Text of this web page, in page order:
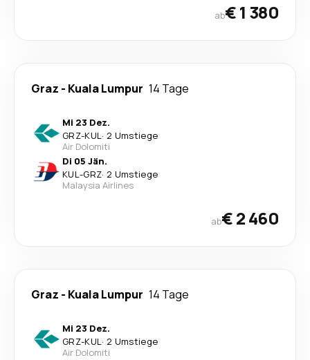
ab€ 1 380
Graz - Kuala Lumpur 14 Tage
Mi 23 Dez.
GRZ-KUL· 2 Umstiege
Air Dolomiti
Di 05 Jän.
KUL-GRZ· 2 Umstiege
Malaysia Airlines
ab€ 2 460
Graz - Kuala Lumpur 14 Tage
Mi 23 Dez.
GRZ-KUL· 2 Umstiege
Air Dolomiti